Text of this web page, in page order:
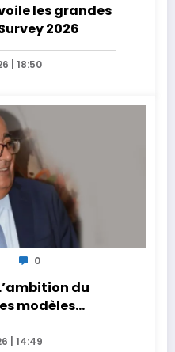
les grandes
2026
| 18:50
0
du
modèles
de
sur le
| 14:49